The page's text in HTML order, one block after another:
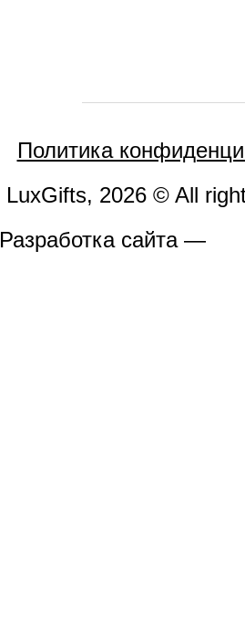
Политика
LuxGifts, 2026 © All
Разработка сайта —